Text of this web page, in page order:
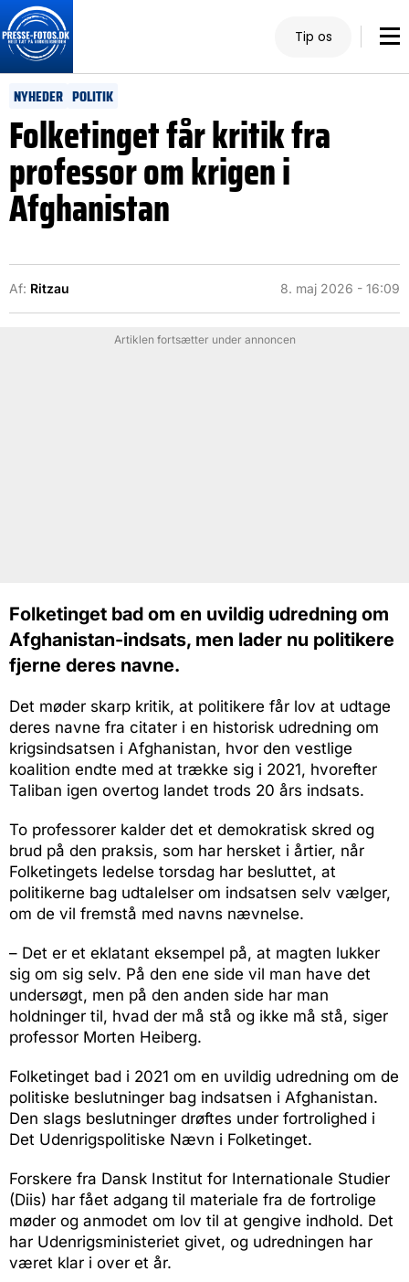
Tip os
NYHEDER POLITIK
Folketinget får kritik fra
professor om krigen i
Afghanistan
Af: Ritzau 8. maj 2026 - 16:09
Artiklen fortsætter under annoncen
Folketinget bad om en uvildig udredning om
Afghanistan-indsats, men lader nu politikere
fjerne deres navne.
Det møder skarp kritik, at politikere får lov at udtage
deres navne fra citater i en historisk udredning om
krigsindsatsen i Afghanistan, hvor den vestlige
koalition endte med at trække sig i 2021, hvorefter
Taliban igen overtog landet trods 20 års indsats.
To professorer kalder det et demokratisk skred og
brud på den praksis, som har hersket i årtier, når
Folketingets ledelse torsdag har besluttet, at
politikerne bag udtalelser om indsatsen selv vælger,
om de vil fremstå med navns nævnelse.
– Det er et eklatant eksempel på, at magten lukker
sig om sig selv. På den ene side vil man have det
undersøgt, men på den anden side har man
holdninger til, hvad der må stå og ikke må stå, siger
professor Morten Heiberg.
Folketinget bad i 2021 om en uvildig udredning om de
politiske beslutninger bag indsatsen i Afghanistan.
Den slags beslutninger drøftes under fortrolighed i
Det Udenrigspolitiske Nævn i Folketinget.
Forskere fra Dansk Institut for Internationale Studier
(Diis) har fået adgang til materiale fra de fortrolige
møder og anmodet om lov til at gengive indhold. Det
har Udenrigsministeriet givet, og udredningen har
været klar i over et år.